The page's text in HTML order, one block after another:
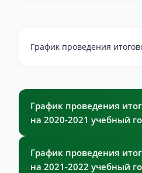
График проведения
График проведения
на 2020-2021 учебный
График проведения
на 2021-2022 учебный